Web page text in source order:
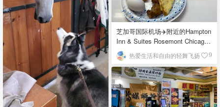
芝加哥国际机场✈️附近的Hampton
Inn & Suites Rosemont Chicago
O'Hare自助早餐
热爱生活和自由的轻舞飞扬 9